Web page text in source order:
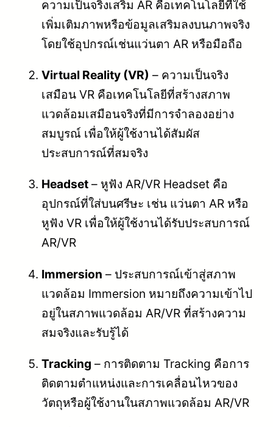
ความเป็นจริงเสริม AR คือเทคโนโลยีที่ใช้
เพิ่มเติมภาพหรือข้อมูลเสริมลงบนภาพจริง
โดยใช้อุปกรณ์เช่นแว่นตา AR หรือมือถือ
Virtual Reality (VR) – ความเป็นจริง
เสมือน VR คือเทคโนโลยีที่สร้างสภาพ
แวดล้อมเสมือนจริงที่มีการจำลองอย่าง
สมบูรณ์ เพื่อให้ผู้ใช้งานได้สัมผัส
ประสบการณ์ที่สมจริง
Headset – หูฟัง AR/VR Headset คือ
อุปกรณ์ที่ใส่บนศรีษะ เช่น แว่นตา AR หรือ
หูฟัง VR เพื่อให้ผู้ใช้งานได้รับประสบการณ์
AR/VR
Immersion – ประสบการณ์เข้าสู่สภาพ
แวดล้อม Immersion หมายถึงความเข้าไป
อยู่ในสภาพแวดล้อม AR/VR ที่สร้างความ
สมจริงและรับรู้ได้
Tracking – การติดตาม Tracking คือการ
ติดตามตำแหน่งและการเคลื่อนไหวของ
วัตถุหรือผู้ใช้งานในสภาพแวดล้อม AR/VR